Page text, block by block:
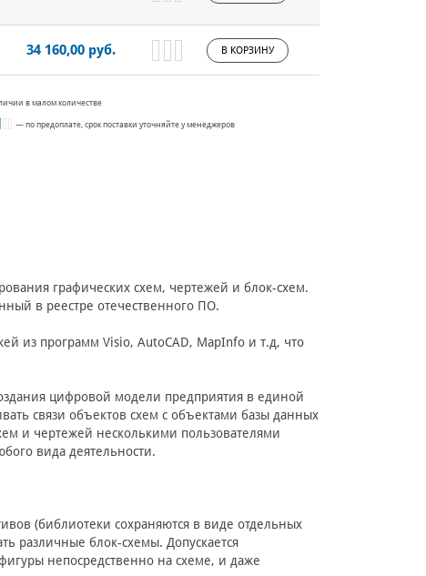
34 160,00 руб. В КОРЗИНУ
в малом количестве
— по предоплате, срок поставки уточняйте у менеджеров
графических схем, чертежей и блок-схем.
в реестре отечественного ПО.
из программ Visio, AutoCAD, MapInfo и т.д, что
цифровой модели предприятия в единой
связи объектов схем с объектами базы данных
и чертежей несколькими пользователями
вида деятельности.
(библиотеки сохраняются в виде отдельных
различные блок-схемы. Допускается
непосредственно на схеме, и даже